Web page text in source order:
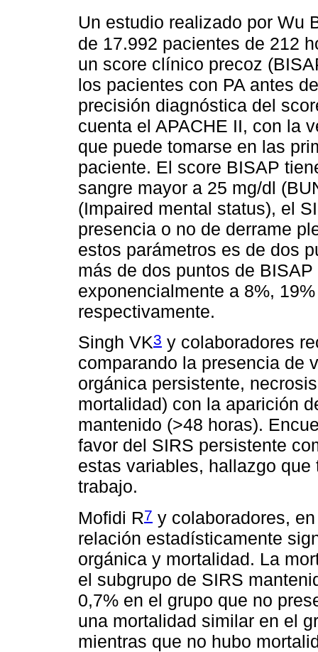
Un estudio realizado por Wu
de 17.992 pacientes de 212
un score clínico precoz
los pacientes con PA antes
precisión diagnóstica del
cuenta el APACHE II, con la
que puede tomarse en las
paciente. El score BISAP
sangre mayor a 25 mg/dl
(Impaired mental status), el
presencia o no de derrame
estos parámetros es de dos
más de dos puntos de
exponencialmente a 8%,
respectivamente.
Singh VK3 y colaboradores
comparando la presencia de
orgánica persistente,
mortalidad) con la aparición
mantenido (>48 horas).
favor del SIRS persistente
estas variables, hallazgo
trabajo.
Mofidi R7 y colaboradores,
relación estadísticamente
orgánica y mortalidad. La
el subgrupo de SIRS
0,7% en el grupo que no
una mortalidad similar en el
mientras que no hubo